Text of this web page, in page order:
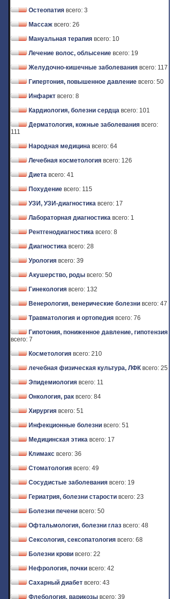
Остеопатия всего: 3
Массаж всего: 26
Мануальная терапия всего: 10
Лечение волос, облысение всего: 19
Желудочно-кишечные заболевания всего: 117
Гипертония, повышенное давление всего: 50
Инфаркт всего: 8
Кардиология, болезни сердца всего: 101
Дерматология, кожные заболевания всего:
111
Народная медицина всего: 64
Лечебная косметология всего: 126
Диета всего: 41
Похудение всего: 115
УЗИ, УЗИ-диагностика всего: 17
Лабораторная диагностика всего: 1
Рентгенодиагностика всего: 8
Диагностика всего: 28
Урология всего: 39
Акушерство, роды всего: 50
Гинекология всего: 132
Венерология, венерические болезни всего: 47
Травматология и ортопедия всего: 76
Гипотония, пониженное давление, гипотензия
всего: 7
Косметология всего: 210
лечебная физическая культура, ЛФК всего: 25
Эпидемиология всего: 11
Онкология, рак всего: 84
Хирургия всего: 51
Инфекционные болезни всего: 51
Медицинская этика всего: 17
Климакс всего: 36
Стоматология всего: 49
Сосудистые заболевания всего: 19
Гериатрия, болезни старости всего: 23
Болезни печени всего: 50
Офтальмология, болезни глаз всего: 48
Сексология, сексопатология всего: 68
Болезни крови всего: 22
Нефрология, почки всего: 42
Сахарный диабет всего: 43
Флебология, варикозы всего: 39